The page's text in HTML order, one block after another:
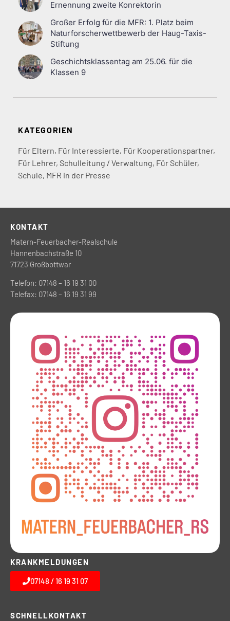
Ernennung zweite Konrektorin
Großer Erfolg für die MFR: 1. Platz beim
Naturforscherwettbewerb der Haug-Taxis-
Stiftung
Geschichtsklassentag am 25.06. für die
Klassen 9
KATEGORIEN
Für Eltern, Für Interessierte, Für Kooperationspartner,
Für Lehrer, Schulleitung / Verwaltung, Für Schüler,
Schule, MFR in der Presse
KONTAKT
Matern-Feuerbacher-Realschule
Hannenbachstraße 10
71723 Großbottwar
Telefon: 07148 – 16 19 31 00
Telefax: 07148 – 16 19 31 99
KRANKMELDUNGEN
07148 / 16 19 31 07
SCHNELLKONTAKT